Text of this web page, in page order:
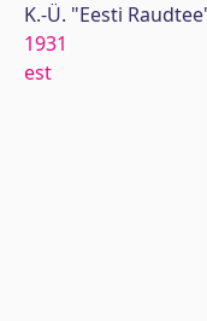
K.-Ü. "Eesti
1931
est